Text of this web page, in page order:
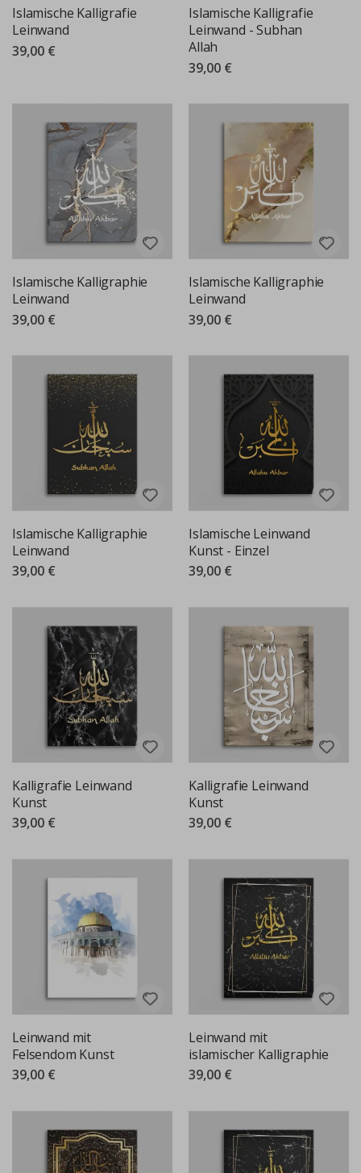
Islamische Kalligrafie
Leinwand
39,00 €
Islamische Kalligrafie
Leinwand - Subhan
Allah
39,00 €
Islamische Kalligraphie
Leinwand
39,00 €
Islamische Kalligraphie
Leinwand
39,00 €
Islamische Kalligraphie
Leinwand
39,00 €
Islamische Leinwand
Kunst - Einzel
39,00 €
Kalligrafie Leinwand
Kunst
39,00 €
Kalligrafie Leinwand
Kunst
39,00 €
Leinwand mit
Felsendom Kunst
39,00 €
Leinwand mit
islamischer Kalligraphie
39,00 €